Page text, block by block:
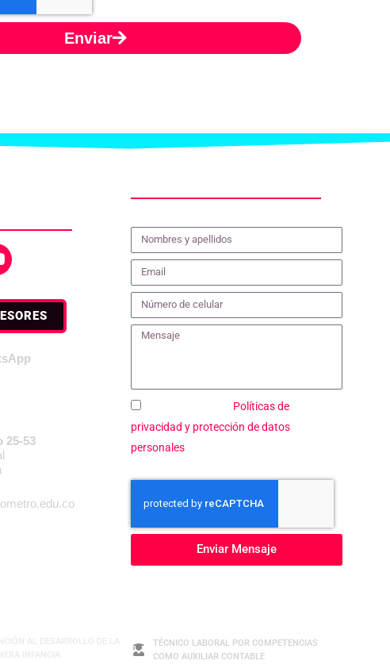
Enviar
25-53
Políticas de
privacidad y protección de datos
personales.
Enviar Mensaje
TÉCNICO LABORAL POR COMPETENCIAS
COMO AUXILIAR CONTABLE